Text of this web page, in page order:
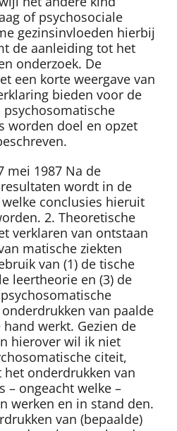
of psychosociale
gezinsinvloeden hierbij
de aanleiding tot het
onderzoek. De
een korte weergave van
bieden voor de
worden doel en opzet
mei 1987 Na de
wordt in de
conclusies hieruit
2. Theoretische
verklaren van ontstaan
matische ziekten
van (1) de tische
leertheorie en (3) de
van paalde
werkt. Gezien de
hierover wil ik niet
citeit,
onderdrukken van
– ongeacht welke –
werken en in stand den.
van (bepaalde)